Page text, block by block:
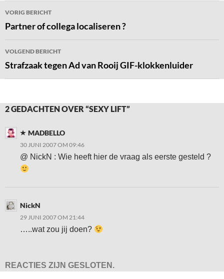
Bericht
navigatie
VORIG BERICHT
Partner of collega localiseren ?
VOLGEND BERICHT
Strafzaak tegen Ad van Rooij GIF-klokkenluider
2 GEDACHTEN OVER “SEXY LIFT”
MADBELLO
30 JUNI 2007 OM 09:46
@ NickN : Wie heeft hier de vraag als eerste gesteld ?
NickN
29 JUNI 2007 OM 21:44
…..wat zou jij doen?
REACTIES ZIJN GESLOTEN.